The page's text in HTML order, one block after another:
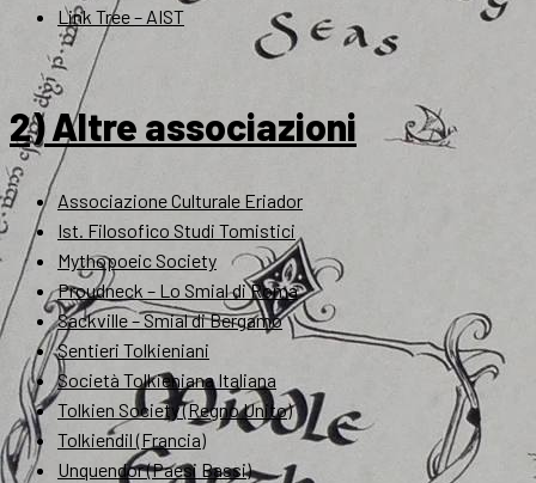
Link Tree – AIST
2) Altre associazioni
Associazione Culturale Eriador
Ist. Filosofico Studi Tomistici
Mythopoeic Society
Proudneck – Lo Smial di Roma
Sackville – Smial di Bergamo
Sentieri Tolkieniani
Società Tolkieniana Italiana
Tolkien Society (Regno Unito)
Tolkiendil (Francia)
Unquendor (Paesi Bassi)